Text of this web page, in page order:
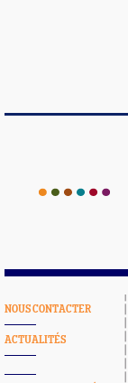
NOUS CONTACTER
ACTUALITÉS